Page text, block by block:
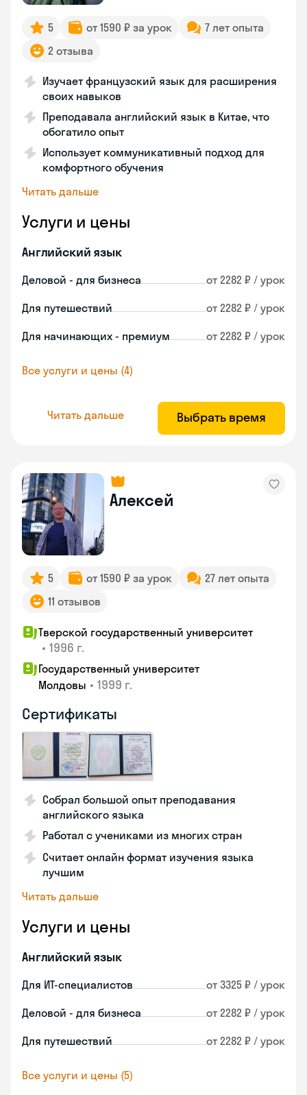
5 от 1590 ₽ за урок
7 лет опыта
2 отзыва
Изучает французский язык для расширения
своих навыков
Преподавала английский язык в Китае, что
обогатило опыт
Использует коммуникативный подход для
комфортного обучения
Читать дальше
Услуги и цены
Английский язык
Деловой - для бизнеса от 2282 ₽ / урок
Для путешествий от 2282 ₽ / урок
Для начинающих - премиум от 2282 ₽ / урок
Все услуги и цены (4)
Читать дальше Выбрать время
Алексей
5 от 1590 ₽ за урок
27 лет опыта
11 отзывов
Тверской государственный университет
• 1996 г.
Государственный университет
Молдовы • 1999 г.
Сертификаты
Собрал большой опыт преподавания
английского языка
Работал с учениками из многих стран
Считает онлайн формат изучения языка
лучшим
Читать дальше
Услуги и цены
Английский язык
Для ИТ-специалистов от 3325 ₽ / урок
Деловой - для бизнеса от 2282 ₽ / урок
Для путешествий от 2282 ₽ / урок
Все услуги и цены (5)